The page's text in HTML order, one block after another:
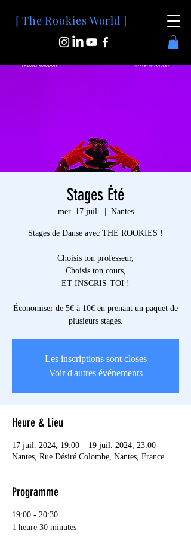
[ The Rookies World ]
Stages Été
mer. 17 juil.
  |
Nantes
Stages de Danse avec THE ROOKIES !
Choisis ton professeur,
Choisis ton cours,
ET INSCRIS-TOI !
Économiser de 5€ à 10€ en prenant un paquet de
plusieurs stages.
Les inscriptions sont closes
Voir d'autres événements
Heure & Lieu
17 juil. 2024, 19:00 – 19 juil. 2024, 23:00
Nantes, Rue Désiré Colombe, Nantes, France
Programme
19:00 - 20:30
1 heure 30 minutes